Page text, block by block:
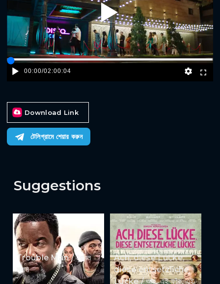
Play
00:00/02:00:04
Download Link
টেলিগ্রামে শেয়ার করুন
Suggestions
Trouble Man / ট্রাবল
ম্যান
Ach, diese Lücke,
diese entsetzliche
Lücke / আহ, এই ফাঁক, এই